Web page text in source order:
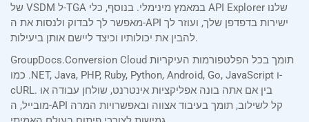
של VSDM ל-TGA במאמץ מינימלי. בנוסף, כלי API Explorer שלנו
מאפשר לך לבדוק ולנסות את ה-API ישירות בדפדפן שלך, ועוזר לך
להבין את יכולותיו וכיצד ליישם אותן ביעילות.
GroupDocs.Conversion Cloud תומך בכל הפלטפורמות העיקריות
כמו .NET, Java, PHP, Ruby, Python, Android, Go, JavaScript ו-
cURL. בין אם אתה בונה אפליקציות אינטרנט, שולחן עבודה או
מובייל, ה-API קל לשילוב, תומך בעיבוד אצווה ובאפשרויות המרה